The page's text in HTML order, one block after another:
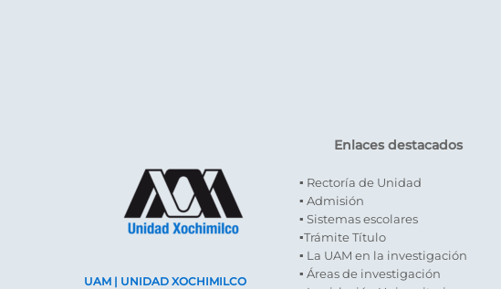
UAM | UNIDAD XOCHIMILCO
Enlaces destacados
▪ Rectoría de Unidad
▪ Admisión
▪ Sistemas escolares
▪Trámite Título
▪ La UAM en la investigación
▪ Áreas de investigación